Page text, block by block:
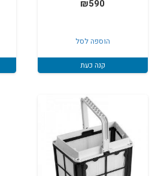
₪590
הוספה לסל
קנה כעת